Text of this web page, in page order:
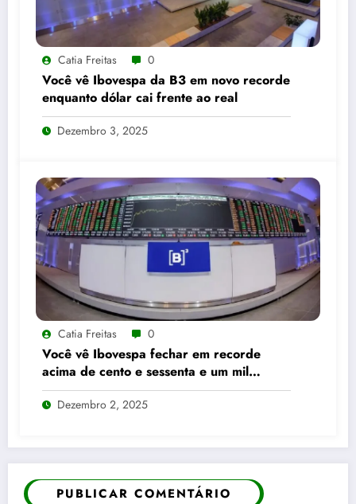
Catia Freitas 0
Você vê Ibovespa da B3 em novo recorde
enquanto dólar cai frente ao real
Dezembro 3, 2025
Catia Freitas 0
Você vê Ibovespa fechar em recorde
acima de cento e sessenta e um mil
pontos enquanto dólar recua para cinco
reais e trinta e três centavos
Dezembro 2, 2025
PUBLICAR COMENTÁRIO